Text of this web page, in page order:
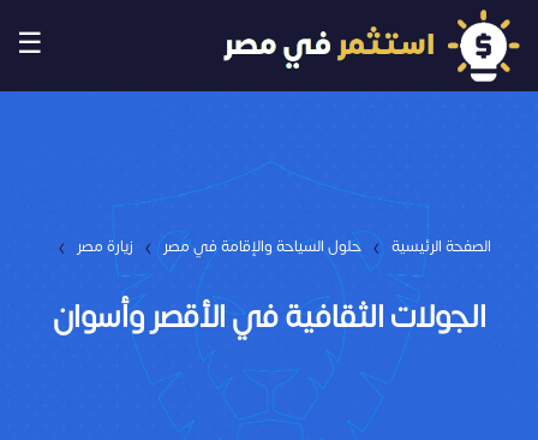
☰
الصفحة الرئيسية › حلول السياحة والإقامة في مصر › زيارة مصر ›
الجولات الثقافية في الأقصر وأسوان